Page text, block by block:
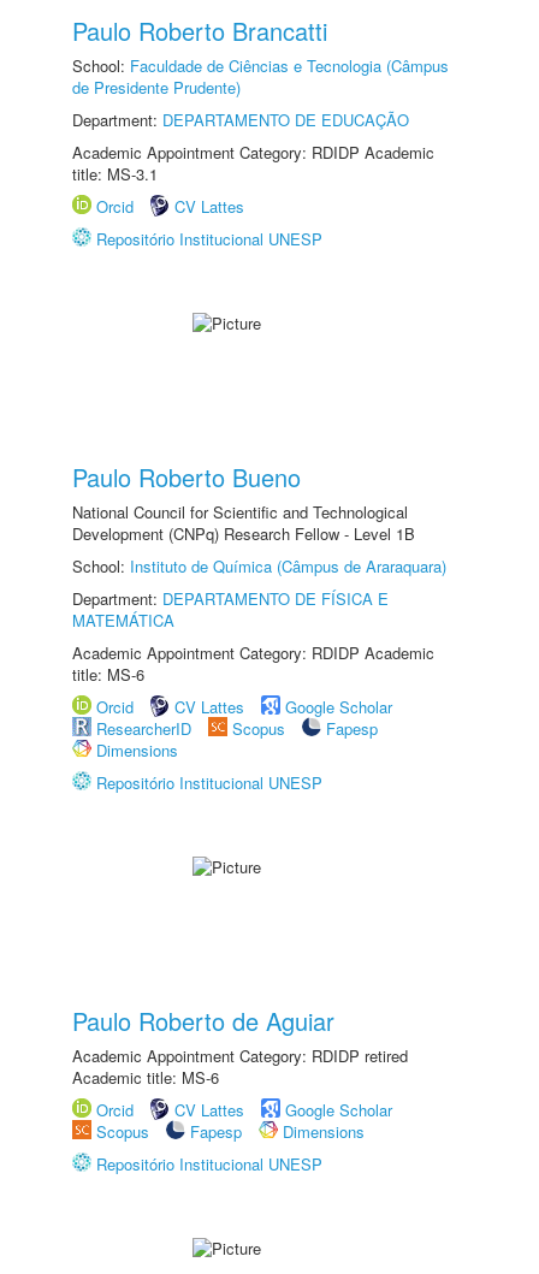
Paulo Roberto Brancatti
School: Faculdade de Ciências e Tecnologia (Câmpus
de Presidente Prudente)
Department: DEPARTAMENTO DE EDUCAÇÃO
Academic Appointment Category: RDIDP Academic
title: MS-3.1
Orcid
CV Lattes
Repositório Institucional UNESP
Paulo Roberto Bueno
National Council for Scientific and Technological
Development (CNPq) Research Fellow - Level 1B
School: Instituto de Química (Câmpus de Araraquara)
Department: DEPARTAMENTO DE FÍSICA E
MATEMÁTICA
Academic Appointment Category: RDIDP Academic
title: MS-6
Orcid
CV Lattes
Google Scholar
ResearcherID
Scopus
Fapesp
Dimensions
Repositório Institucional UNESP
Paulo Roberto de Aguiar
Academic Appointment Category: RDIDP retired
Academic title: MS-6
Orcid
CV Lattes
Google Scholar
Scopus
Fapesp
Dimensions
Repositório Institucional UNESP